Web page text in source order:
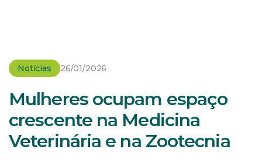
Notícias 26/01/2026
Mulheres ocupam espaço
crescente na Medicina
Veterinária e na Zootecnia